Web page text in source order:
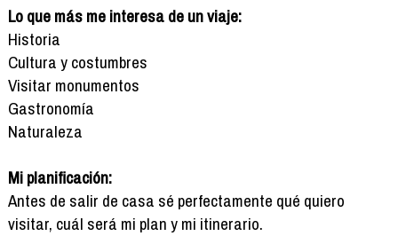
Lo que más me interesa de un viaje:
Historia
Cultura y costumbres
Visitar monumentos
Gastronomía
Naturaleza
Mi planificación:
Antes de salir de casa sé perfectamente qué quiero
visitar, cuál será mi plan y mi itinerario.